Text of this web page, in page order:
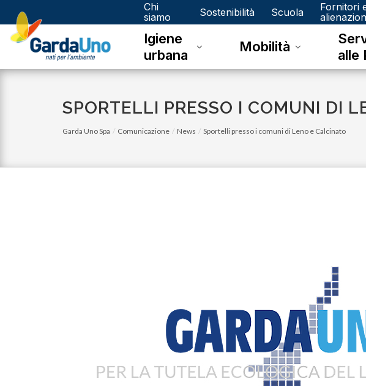
Gardauno
Spa
Chi
siamo
Sostenibilità Scuola
Fornitori
Igiene
urbana
Mobilità
alle
SPORTELLI PRESSO I COMUNI DI
Garda Uno Spa Comunicazione News Sportelli presso i comuni di Leno e Calcinato
Sono online gli ecocalendari 2026: scaricali e